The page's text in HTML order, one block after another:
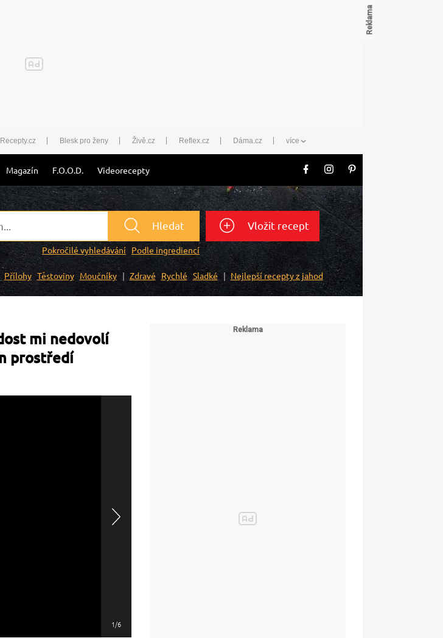
Recepty.cz Blesk pro ženy Živě.cz Reflex.cz Dáma.cz více
Magazín F.O.O.D. Videorecepty
Hledat
Pokročilé vyhledávání Podle ingrediencí
Vložit recept
Přílohy Těstoviny Moučníky Zdravé Rychlé Sladké Nejlepší recepty z jahod
mi nedovolí
prostředí
1/6